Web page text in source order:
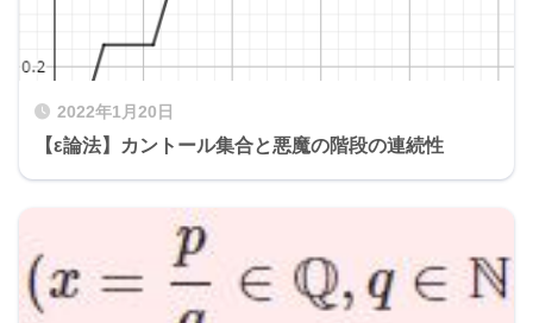
2022年1月20日
【ε論法】カントール集合と悪魔の階段の連続性